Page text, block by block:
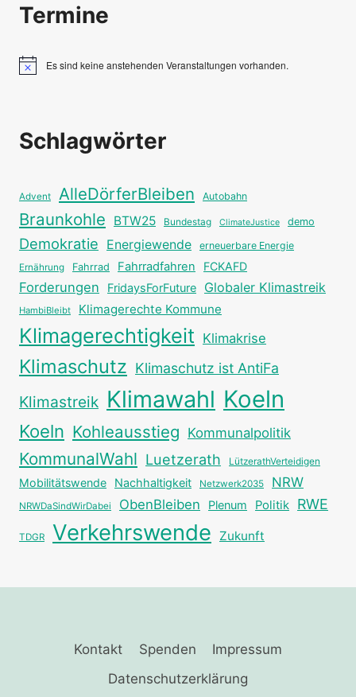
Termine
HinweisEs sind keine anstehenden Veranstaltungen vorhanden.
Schlagwörter
Advent AlleDörferBleiben Autobahn
Braunkohle BTW25 Bundestag ClimateJustice demo
Demokratie Energiewende erneuerbare Energie
Ernährung Fahrrad Fahrradfahren FCKAFD
Forderungen FridaysForFuture Globaler Klimastreik
HambiBleibt Klimagerechte Kommune
Klimagerechtigkeit Klimakrise
Klimaschutz Klimaschutz ist AntiFa
Klimastreik Klimawahl Koeln
Koeln Kohleausstieg Kommunalpolitik
KommunalWahl Luetzerath LützerathVerteidigen
Mobilitätswende Nachhaltigkeit Netzwerk2035 NRW
NRWDaSindWirDabei ObenBleiben Plenum Politik RWE
TDGR Verkehrswende Zukunft
Kontakt Spenden
Impressum
Datenschutzerklärung